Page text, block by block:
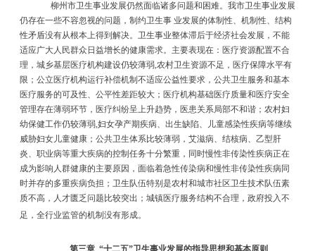
柳州市卫生事业发展仍然面临诸多问题和困难。我市卫生事业发展
仍存在一些不容忽视的问题，制约卫生事 业发展的体制性、机制性、结构
性矛盾没有从根本上得到解决。卫生事业整体滞后于经济社会发展，不能
适应广大人民群众日益增长的健康需求。主要表现在：医疗资源配置不合
理，城乡基层医疗机构建设仍较薄弱,农村卫生资源不足，医疗保障水平有
限；公立医疗机构运行补偿机制不适应公益性要求，公共卫生服务和基本
医疗服务的可及性、公平性差距较大；医疗机构基础医疗质量和医疗安全
管理存在薄弱环节，医疗纠纷呈上升趋势，医患关系局部不和谐；农村妇
幼保健工作仍较薄弱,妇女孕产期疾病、出生缺陷、儿童感染性疾病等继续
威胁妇女儿童健康；公共卫生体系比较薄弱，艾滋病、结核病、乙型肝
炎、职业病等重大疾病的控制任务十分繁重，同时慢性非传染性疾病正在
成为影响人群健康的主要原因，面临着急性传染病和慢性非传染性疾病同
时并存的多重疾病负担；卫生队伍特别是农村和城市社区卫生技术队伍素
质不高，人才匮乏问题比较突出；城镇医疗服务结构不合理，政府投入不
足，全行业监管的机制没有形成。
第三章 “十二五”卫生事业发展的指导思想和基本原则